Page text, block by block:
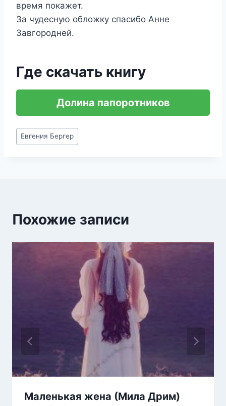
время покажет.
За чудесную обложку спасибо Анне
Завгородней.
Где скачать книгу
Долина папоротников
Метки
записи:
Евгения Бергер
Похожие записи
Маленькая жена (Мила Дрим)